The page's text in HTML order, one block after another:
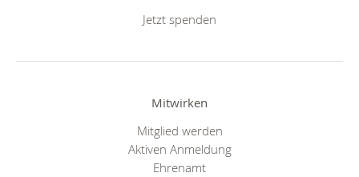
Jetzt spenden
Mitwirken
Mitglied werden
Aktiven Anmeldung
Ehrenamt